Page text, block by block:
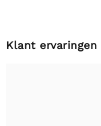
Klant ervaringen